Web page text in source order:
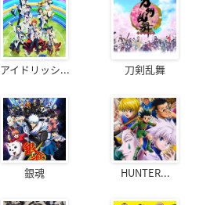
アイドリッシ... 刀剣乱舞
銀魂 HUNTER...